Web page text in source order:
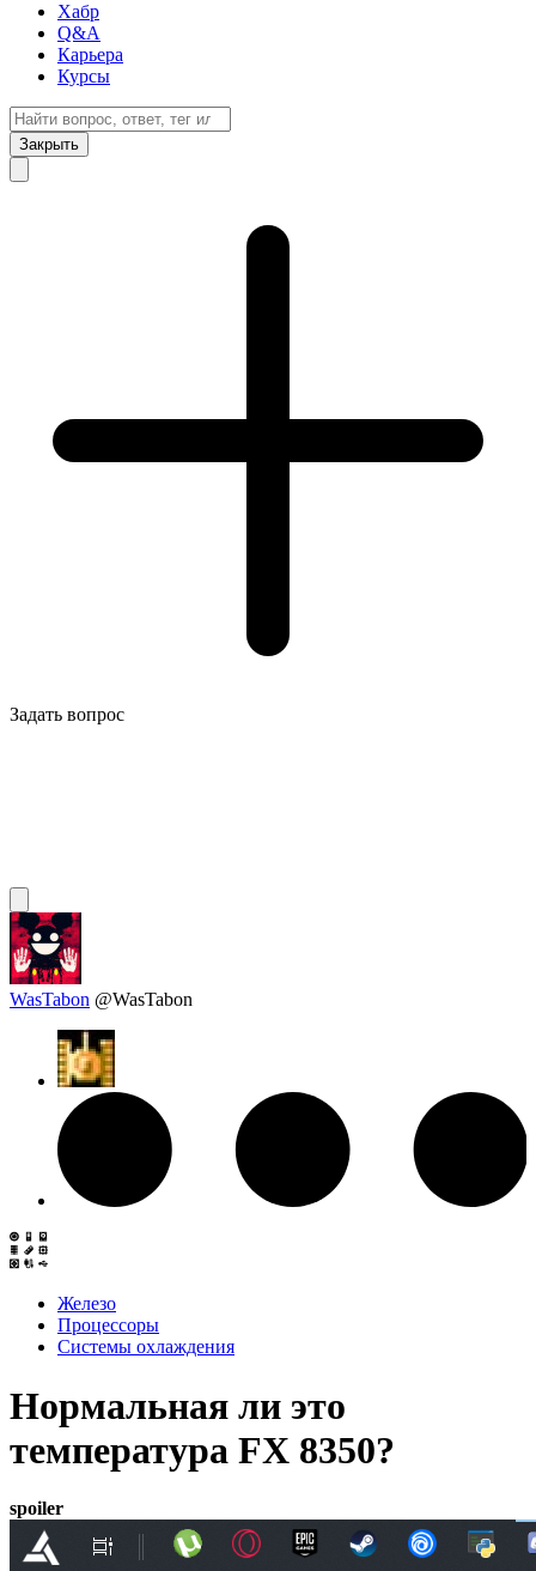
Хабр
Q&A
Карьера
Курсы
Закрыть
Задать вопрос
WasTabon @WasTabon
Железо
Процессоры
Системы охлаждения
Нормальная ли это
температура FX 8350?
spoiler